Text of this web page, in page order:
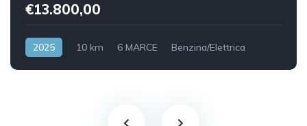
€13.800,00
2025 10 km 6 MARCE
Benzina/Elettrica